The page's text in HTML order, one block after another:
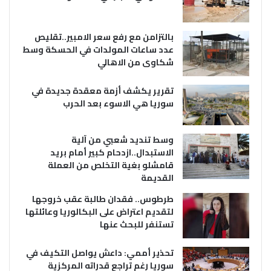
بالتزامن مع رفع سعر الامبير..تقليص
عدد ساعات المولدات في الحسكة وسط
شكاوى من الاهالي
تقرير يكشف أزمة معقدة جديدة في
سوريا هي الاسوء بعد الحرب
وسط تنديد شعبي من آلية
الاستبدال..ازدحام كبير أمام بريد
قامشلو بغية التخلص من العملة
القديمة
طرطوس.. فقدان طالبة عقب خروجها
لتقديم اعتراض على البكالوريا وعائلتها
تستنفر للبحث عنها
تحذير أممي: داعش يواصل التكيف في
سوريا رغم تراجع قدراته المركزية